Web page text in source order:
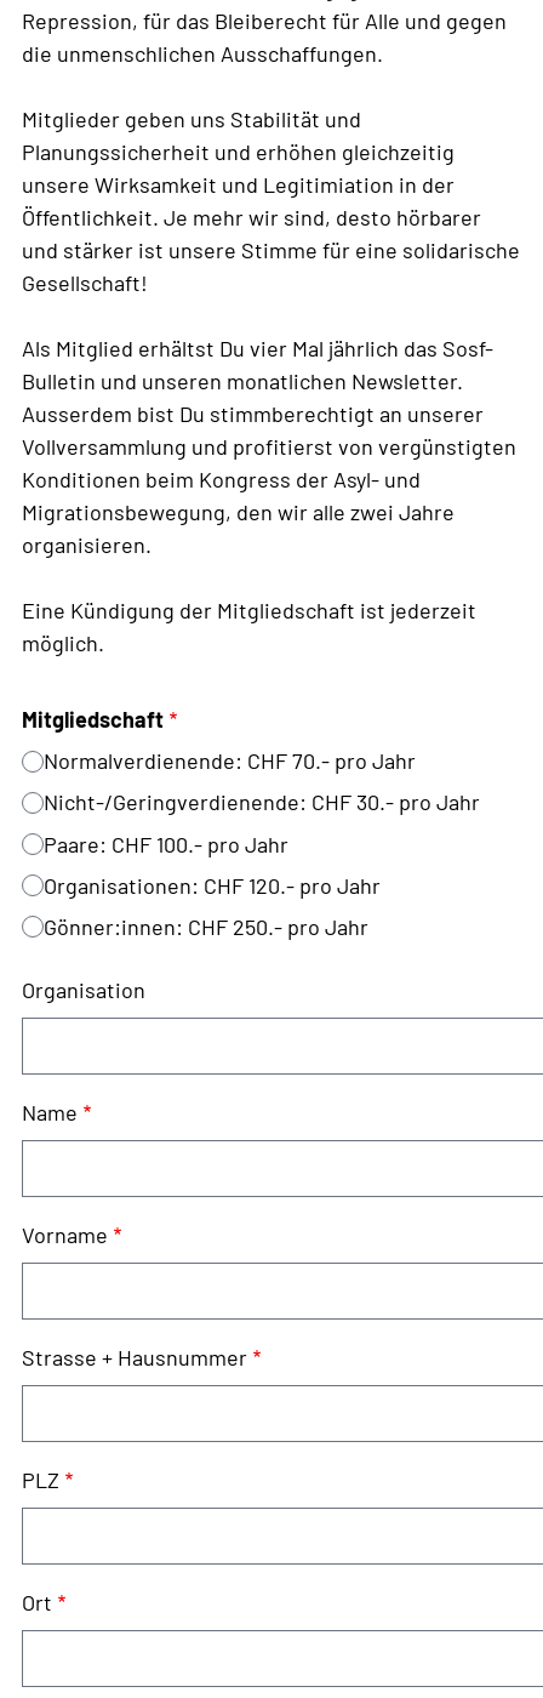
Repression, für das Bleiberecht für Alle und gegen
die unmenschlichen Ausschaffungen.
Mitglieder geben uns Stabilität und
Planungssicherheit und erhöhen gleichzeitig
unsere Wirksamkeit und Legitimiation in der
Öffentlichkeit. Je mehr wir sind, desto hörbarer
und stärker ist unsere Stimme für eine solidarische
Gesellschaft!
Als Mitglied erhältst Du vier Mal jährlich das Sosf-
Bulletin und unseren monatlichen Newsletter.
Ausserdem bist Du stimmberechtigt an unserer
Vollversammlung und profitierst von vergünstigten
Konditionen beim Kongress der Asyl- und
Migrationsbewegung, den wir alle zwei Jahre
organisieren.
Eine Kündigung der Mitgliedschaft ist jederzeit
möglich.
Mitgliedschaft
Normalverdienende: CHF 70.- pro Jahr
Nicht-/Geringverdienende: CHF 30.- pro Jahr
Paare: CHF 100.- pro Jahr
Organisationen: CHF 120.- pro Jahr
Gönner:innen: CHF 250.- pro Jahr
Organisation
Name
Vorname
Strasse + Hausnummer
PLZ
Ort